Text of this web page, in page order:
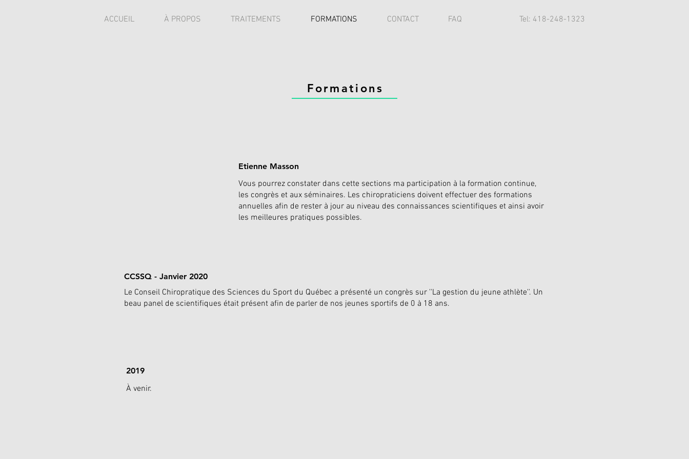
ACCUEIL À PROPOS TRAITEMENTS FORMATIONS CONTACT FAQ Tel: 418-248-1323
Formations
Etienne Masson
Vous pourrez constater dans cette sections ma participation à la formation continue,
les congrès et aux séminaires. Les chiropraticiens doivent effectuer des formations
annuelles afin de rester à jour au niveau des connaissances scientifiques et ainsi avoir
les meilleures pratiques possibles.
CCSSQ - Janvier 2020
Le Conseil Chiropratique des Sciences du Sport du Québec a présenté un congrès sur ''La gestion du jeune athlète''. Un
beau panel de scientifiques était présent afin de parler de nos jeunes sportifs de 0 à 18 ans.
2019
À venir.